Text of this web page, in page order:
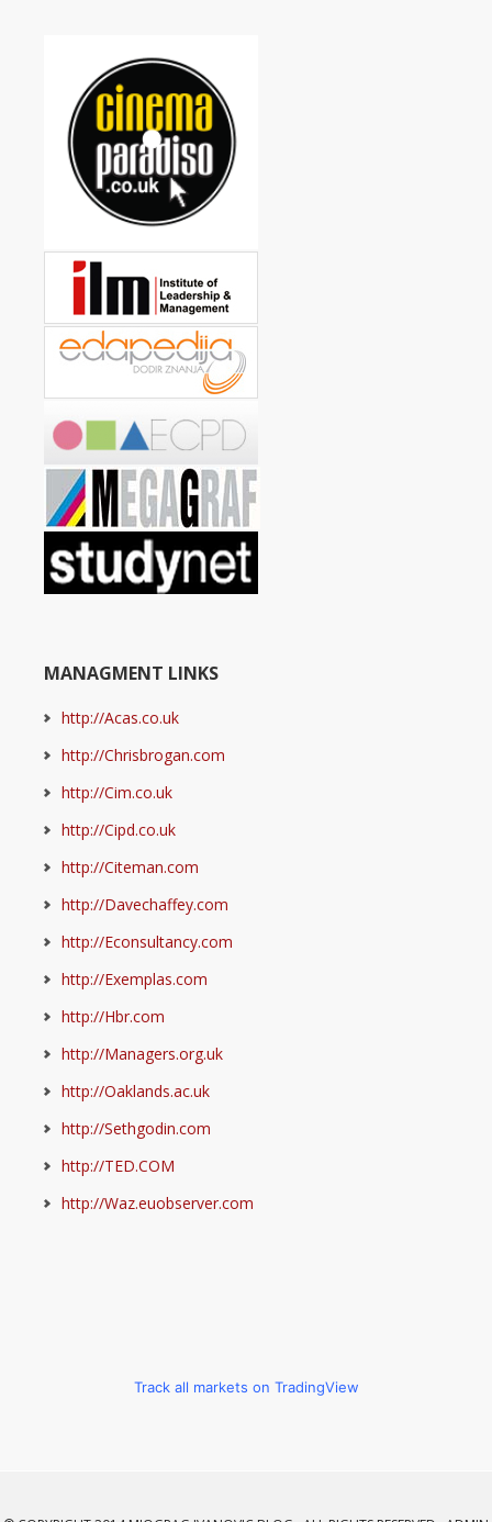
MANAGMENT LINKS
http://Acas.co.uk
http://Chrisbrogan.com
http://Cim.co.uk
http://Cipd.co.uk
http://Citeman.com
http://Davechaffey.com
http://Econsultancy.com
http://Exemplas.com
http://Hbr.com
http://Managers.org.uk
http://Oaklands.ac.uk
http://Sethgodin.com
http://TED.COM
http://Waz.euobserver.com
Track all markets on TradingView